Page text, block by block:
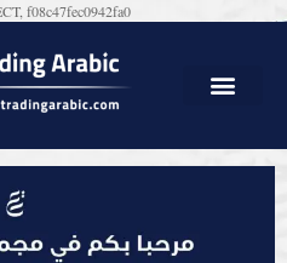
f08c47fec0942fa0